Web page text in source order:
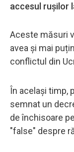
accesul rușilor
Aceste măsuri
avea și mai
conflictul din
În același timp,
semnat un
de închisoare
"false" despre